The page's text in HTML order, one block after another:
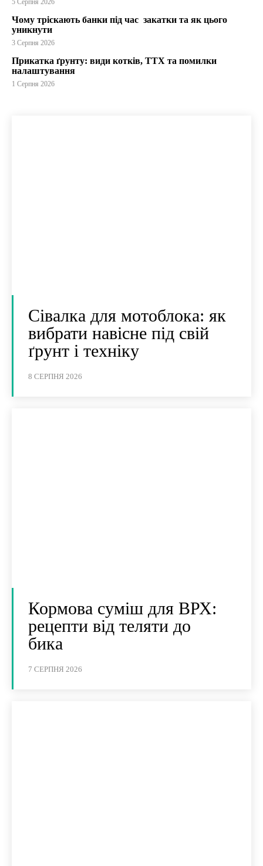
5 Серпня 2026
Чому тріскають банки під час закатки та як цього
уникнути
3 Серпня 2026
Прикатка ґрунту: види котків, ТТХ та помилки
налаштування
1 Серпня 2026
Сівалка для мотоблока: як
вибрати навісне під свій
ґрунт і техніку
8 СЕРПНЯ 2026
Кормова суміш для ВРХ:
рецепти від теляти до
бика
7 СЕРПНЯ 2026